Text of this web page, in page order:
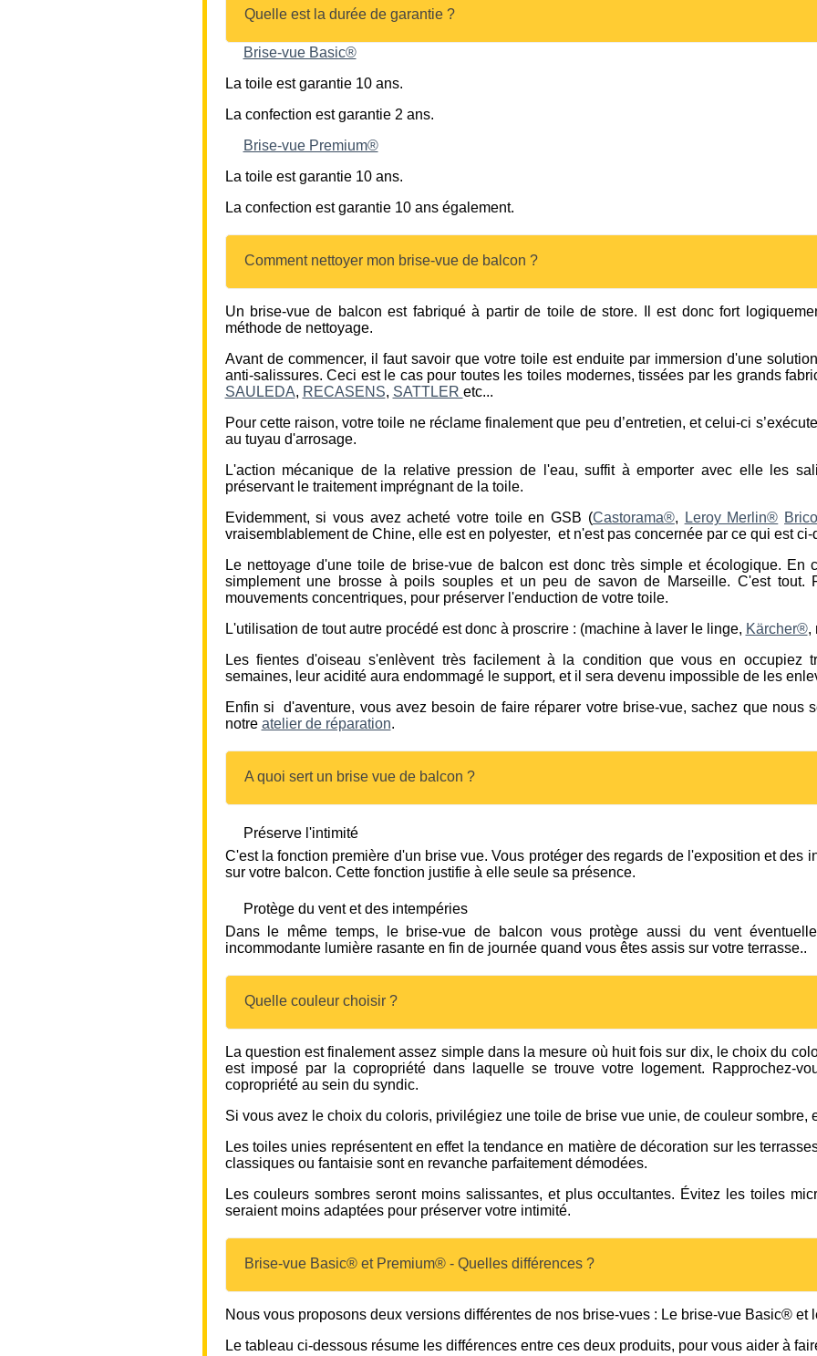
Quelle est la durée de garantie ?
Brise-vue Basic®
La toile est garantie 10 ans.
La confection est garantie 2 ans.
Brise-vue Premium®
La toile est garantie 10 ans.
La confection est garantie 10 ans également.
Comment nettoyer mon brise-vue de balcon ?
Un brise-vue de balcon est fabriqué à partir de toile de store. Il est donc fort
méthode de nettoyage.
Avant de commencer, il faut savoir que votre toile est enduite par immersion d'une
anti-salissures. Ceci est le cas pour toutes les toiles modernes, tissées par les grands
SAULEDA, RECASENS, SATTLER etc...
Pour cette raison, votre toile ne réclame finalement que peu d’entretien, et celui-ci
au tuyau d'arrosage.
L'action mécanique de la relative pression de l'eau, suffit à emporter avec elle les
préservant le traitement imprégnant de la toile.
Evidemment, si vous avez acheté votre toile en GSB (Castorama®, Leroy Merlin®
vraisemblablement de Chine, elle est en polyester, et n'est pas concernée par ce qui est ci-
Le nettoyage d'une toile de brise-vue de balcon est donc très simple et écologique. En
simplement une brosse à poils souples et un peu de savon de Marseille. C'est tout.
mouvements concentriques, pour préserver l'enduction de votre toile.
L'utilisation de tout autre procédé est donc à proscrire : (machine à laver le linge, Kärcher®,
Les fientes d'oiseau s'enlèvent très facilement à la condition que vous en occupiez
semaines, leur acidité aura endommagé le support, et il sera devenu impossible de les
Enfin si d'aventure, vous avez besoin de faire réparer votre brise-vue, sachez que nous
notre atelier de réparation.
A quoi sert un brise vue de balcon ?
Préserve l'intimité
C'est la fonction première d'un brise vue. Vous protéger des regards de l'exposition et des
sur votre balcon. Cette fonction justifie à elle seule sa présence.
Protège du vent et des intempéries
Dans le même temps, le brise-vue de balcon vous protège aussi du vent
incommodante lumière rasante en fin de journée quand vous êtes assis sur votre terrasse..
Quelle couleur choisir ?
La question est finalement assez simple dans la mesure où huit fois sur dix, le choix du
est imposé par la copropriété dans laquelle se trouve votre logement. Rapprochez-
copropriété au sein du syndic.
Si vous avez le choix du coloris, privilégiez une toile de brise vue unie, de couleur sombre,
Les toiles unies représentent en effet la tendance en matière de décoration sur les
classiques ou fantaisie sont en revanche parfaitement démodées.
Les couleurs sombres seront moins salissantes, et plus occultantes. Évitez les toiles
seraient moins adaptées pour préserver votre intimité.
Brise-vue Basic® et Premium® - Quelles différences ?
Nous vous proposons deux versions différentes de nos brise-vues : Le brise-vue Basic® et
Le tableau ci-dessous résume les différences entre ces deux produits, pour vous aider à